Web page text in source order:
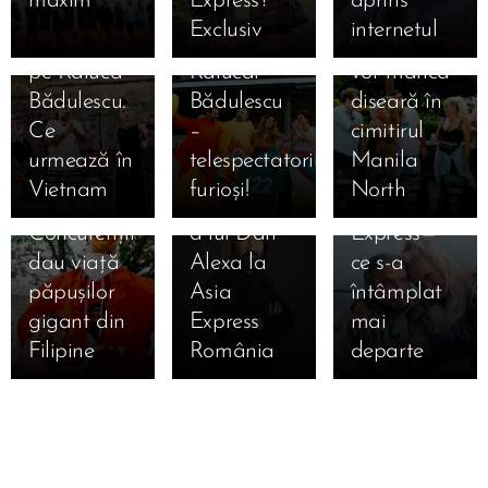
Exclusiv
internetul
și a
pe Raluca
Bădulescu.
Ce
urmează în
Vietnam
cadou
amuleta
Ralucăi
Bădulescu
–
telespectatorii,
furioși!
Express vor
dormi și
vor mânca
diseară în
cimitirul
Manila
North
23.09.2025
Spectacol
nebun la
Asia
Express
diseară! 🎭
Concurenții
dau viață
păpușilor
gigant din
Filipine
spatele
camerelor
se
pregătea
DIVORȚUL!
Povestea
cutremurătoare
a lui Dan
Alexa la
Asia
Express
România
lavaliere și
au vrut să
abandoneze
după un
moment
tensionat
la Asia
Express—
ce s-a
întâmplat
mai
departe